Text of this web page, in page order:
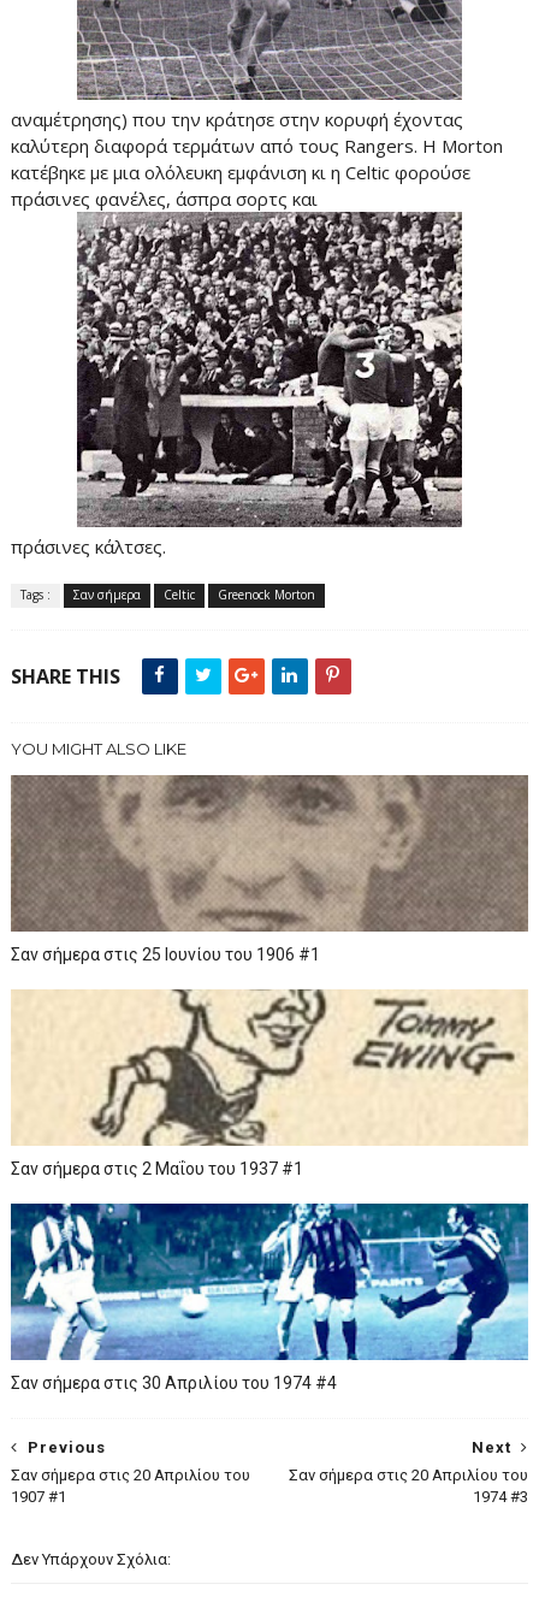
αναμέτρησης) που την κράτησε στην κορυφή έχοντας
καλύτερη διαφορά τερμάτων από τους Rangers. H Μοrton
κατέβηκε με μια ολόλευκη εμφάνιση κι η Celtic φορούσε
πράσινες φανέλες, άσπρα σορτς και
πράσινες κάλτσες.
Tags : Σαν σήμερα Celtic Greenock Morton
SHARE THIS
YOU MIGHT ALSO LIKE
Σαν σήμερα στις 25 Ιουνίου του 1906 #1
Σαν σήμερα στις 2 Μαΐου του 1937 #1
Σαν σήμερα στις 30 Απριλίου του 1974 #4
Next
Σαν σήμερα στις 20 Απριλίου του
1974 #3
Previous
Σαν σήμερα στις 20 Απριλίου του
1907 #1
Δεν Υπάρχουν Σχόλια: